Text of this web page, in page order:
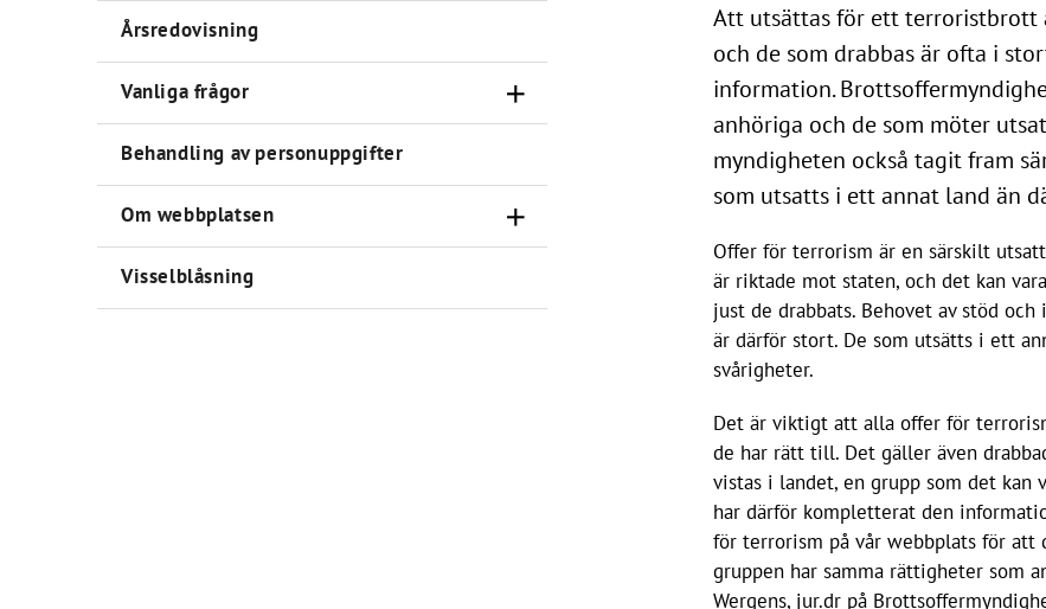
Årsredovisning
Vanliga frågor
Behandling av personuppgifter
Om webbplatsen
Visselblåsning
Att utsättas för ett terroristbrott
och de som drabbas är ofta i
information.
anhöriga och de som möter
myndigheten också tagit fram
som utsatts i ett annat land än
Offer för terrorism är en särskilt
är riktade mot staten, och det kan
just de drabbats. Behovet av stöd
är därför stort. De som utsätts i ett
svårigheter.
Det är viktigt att alla offer för
de har rätt till. Det gäller även
vistas i landet, en grupp som det
har därför kompletterat den
för terrorism på vår webbplats för
gruppen har samma rättigheter som
Wergens, jur.dr på